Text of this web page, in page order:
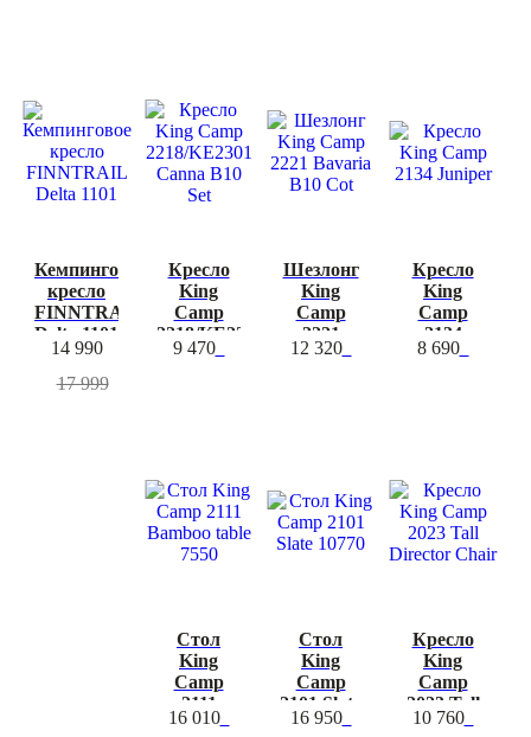
Кемпинговое
кресло
FINNTRAIL
Delta 1101
14 990
17 999
Кресло
King
Camp
2218/KE2301
Canna
9 470
Шезлонг
King
Camp
2221
Bavaria
12 320
Кресло
King
Camp
2134
Juniper
8 690
Стол
King
Camp
2111
Bamboo
16 010
Стол
King
Camp
2101 Slate
10770
16 950
Кресло
King
Camp
2023 Tall
Director
10 760